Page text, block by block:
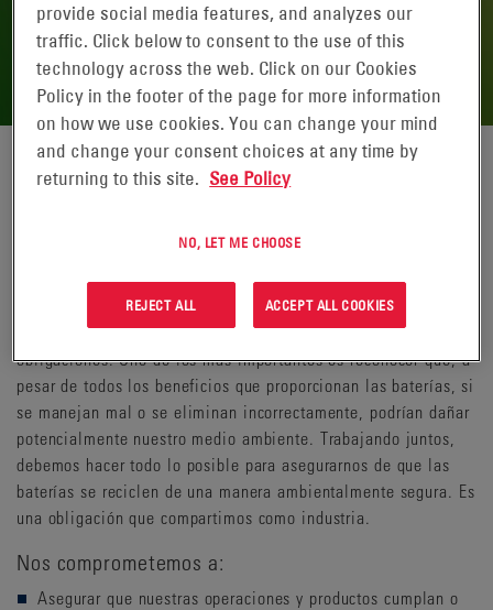
SERVICIOS AMBIENTALES
Hay muchas responsabilidades que vienen con ser el
orgullosos de hacer nuestra parte al proporcionar el personal
el reciclaje adecuadamente en todo el mundo.
Los usuarios finales de baterías también deben aceptar ciertas
obligaciones. Uno de los más importantes es reconocer que, a
pesar de todos los beneficios que proporcionan las baterías, si
se manejan mal o se eliminan incorrectamente, podrían dañar
potencialmente nuestro medio ambiente. Trabajando juntos,
debemos hacer todo lo posible para asegurarnos de que las
baterías se reciclen de una manera ambientalmente segura. Es
una obligación que compartimos como industria.
Nos comprometemos a:
Asegurar que nuestras operaciones y productos cumplan o
provide social media features, and analyzes our
traffic. Click below to consent to the use of this
technology across the web. Click on our Cookies
Policy in the footer of the page for more information
on how we use cookies. You can change your mind
and change your consent choices at any time by
returning to this site. See Policy
NO, LET ME CHOOSE
REJECT ALL ACCEPT ALL COOKIES